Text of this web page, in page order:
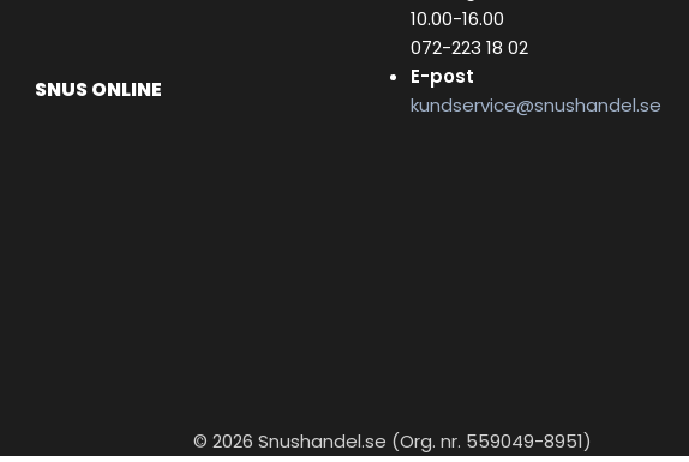
SNUS ONLINE
10.00-16.00
072-223 18 02
E-post
kundservice@snushandel.se
© 2026 Snushandel.se (Org. nr. 559049-8951)